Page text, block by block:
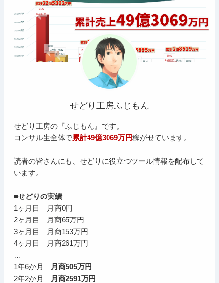
せどり工房ふじもん
せどり工房の『ふじもん』です。
コンサル生全体で累計49億3069万円稼がせています。
読者の皆さんにも、せどりに役立つツール情報を配布して
います。
■せどりの実績
1ヶ月目 月商0円
2ヶ月目 月商65万円
3ヶ月目 月商153万円
4ヶ月目 月商261万円
…
1年6か月
月商505万円
2年2か月
月商2591万円